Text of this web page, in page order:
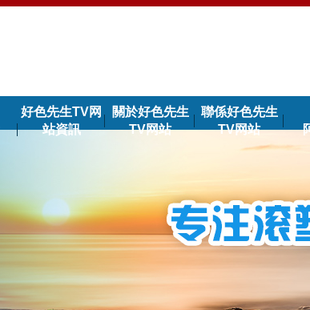
好色先生TV网
站資訊
關於好色先生
TV网站
聯係好色先生
TV网站